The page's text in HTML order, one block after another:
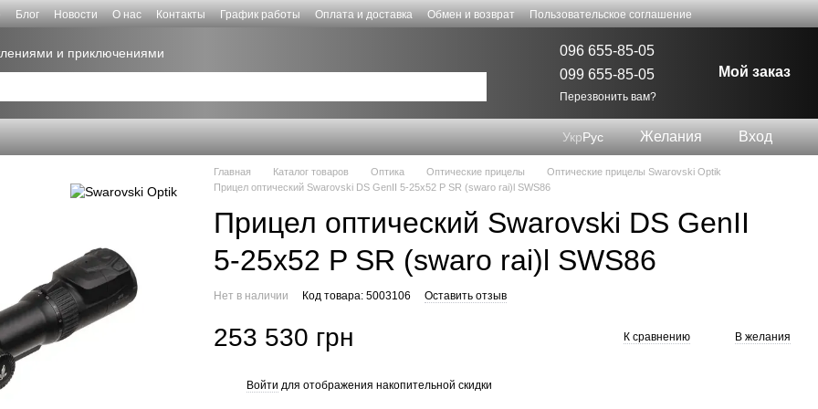
Блог Новости О нас Контакты График работы Оплата и доставка Обмен и возврат
Пользовательское соглашение
и приключениями
096 655-85-05
099 655-85-05
Перезвонить вам?
Мой заказ
УкрРус Желания Вход
Главная Каталог товаров Оптика Оптические прицелы
Оптические прицелы Swarovski Optik
Прицел оптический Swarovski DS GenII 5-25x52 P SR (swaro rai)l SWS86
Прицел оптический Swarovski DS GenII
5-25x52 P SR (swaro rai)l SWS86
Нет в наличии Код товара: 5003106 Оставить отзыв
253 530 грн К сравнению В желания
Войти для отображения накопительной скидки